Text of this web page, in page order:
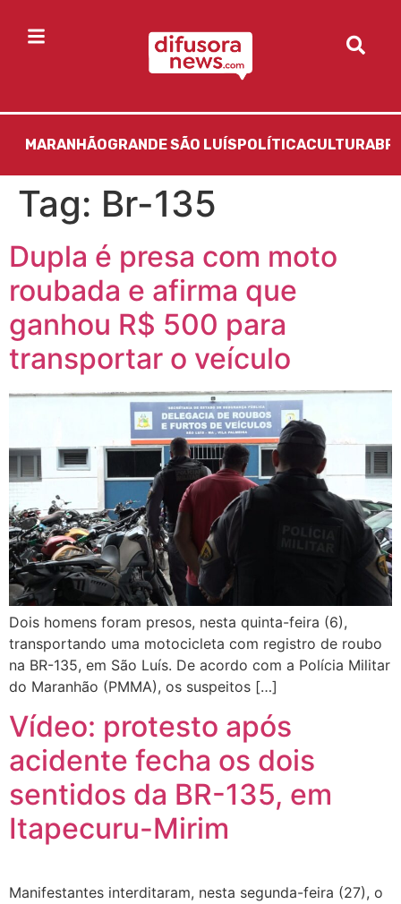
MARANHÃOGRANDE SÃO LUÍS POLÍTICACULTURA
Tag: Br-135
Dupla é presa com moto
roubada e afirma que
ganhou R$ 500 para
transportar o veículo
Dois homens foram presos, nesta quinta-feira (6),
transportando uma motocicleta com registro de roubo
na BR-135, em São Luís. De acordo com a Polícia Militar
do Maranhão (PMMA), os suspeitos […]
Vídeo: protesto após
acidente fecha os dois
sentidos da BR-135, em
Itapecuru-Mirim
Manifestantes interditaram, nesta segunda-feira (27), o